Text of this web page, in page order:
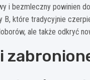
i bezmleczny powinien
które tradycyjnie
ale także odkryć